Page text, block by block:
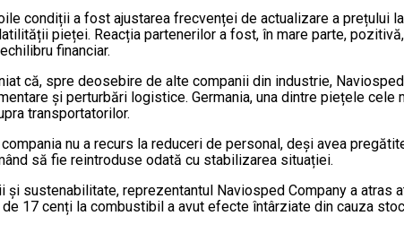
condiții a fost ajustarea frecvenței de actualizare a prețului
pieței. Reacția partenerilor a fost, în mare parte,
financiar.
că, spre deosebire de alte companii din industrie,
și perturbări logistice. Germania, una dintre piețele
transportatorilor.
nu a recurs la reduceri de personal, deși avea
să fie reintroduse odată cu stabilizarea situației.
sustenabilitate, reprezentantul Naviosped Company a atras
17 cenți la combustibil a avut efecte întârziate din cauza